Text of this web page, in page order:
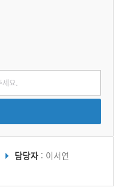
부르는 마을굿을 한다.
담당자 : 이서연